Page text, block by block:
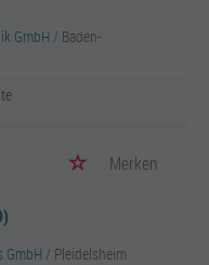
GmbH / Baden-
Merken
/ Pleidelsheim